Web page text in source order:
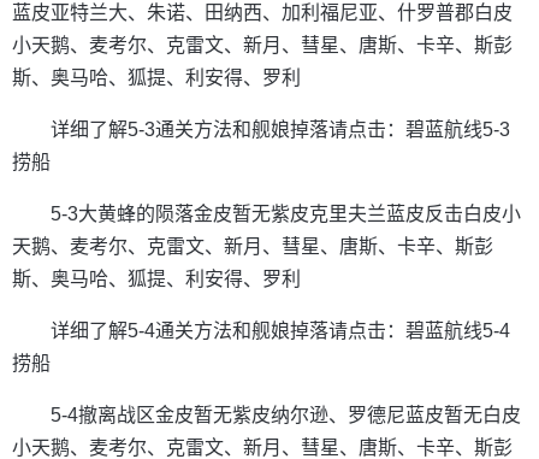
蓝皮亚特兰大、朱诺、田纳西、加利福尼亚、什罗普郡白皮
小天鹅、麦考尔、克雷文、新月、彗星、唐斯、卡辛、斯彭
斯、奥马哈、狐提、利安得、罗利
详细了解5-3通关方法和舰娘掉落请点击：碧蓝航线5-3
捞船
5-3大黄蜂的陨落金皮暂无紫皮克里夫兰蓝皮反击白皮小
天鹅、麦考尔、克雷文、新月、彗星、唐斯、卡辛、斯彭
斯、奥马哈、狐提、利安得、罗利
详细了解5-4通关方法和舰娘掉落请点击：碧蓝航线5-4
捞船
5-4撤离战区金皮暂无紫皮纳尔逊、罗德尼蓝皮暂无白皮
小天鹅、麦考尔、克雷文、新月、彗星、唐斯、卡辛、斯彭